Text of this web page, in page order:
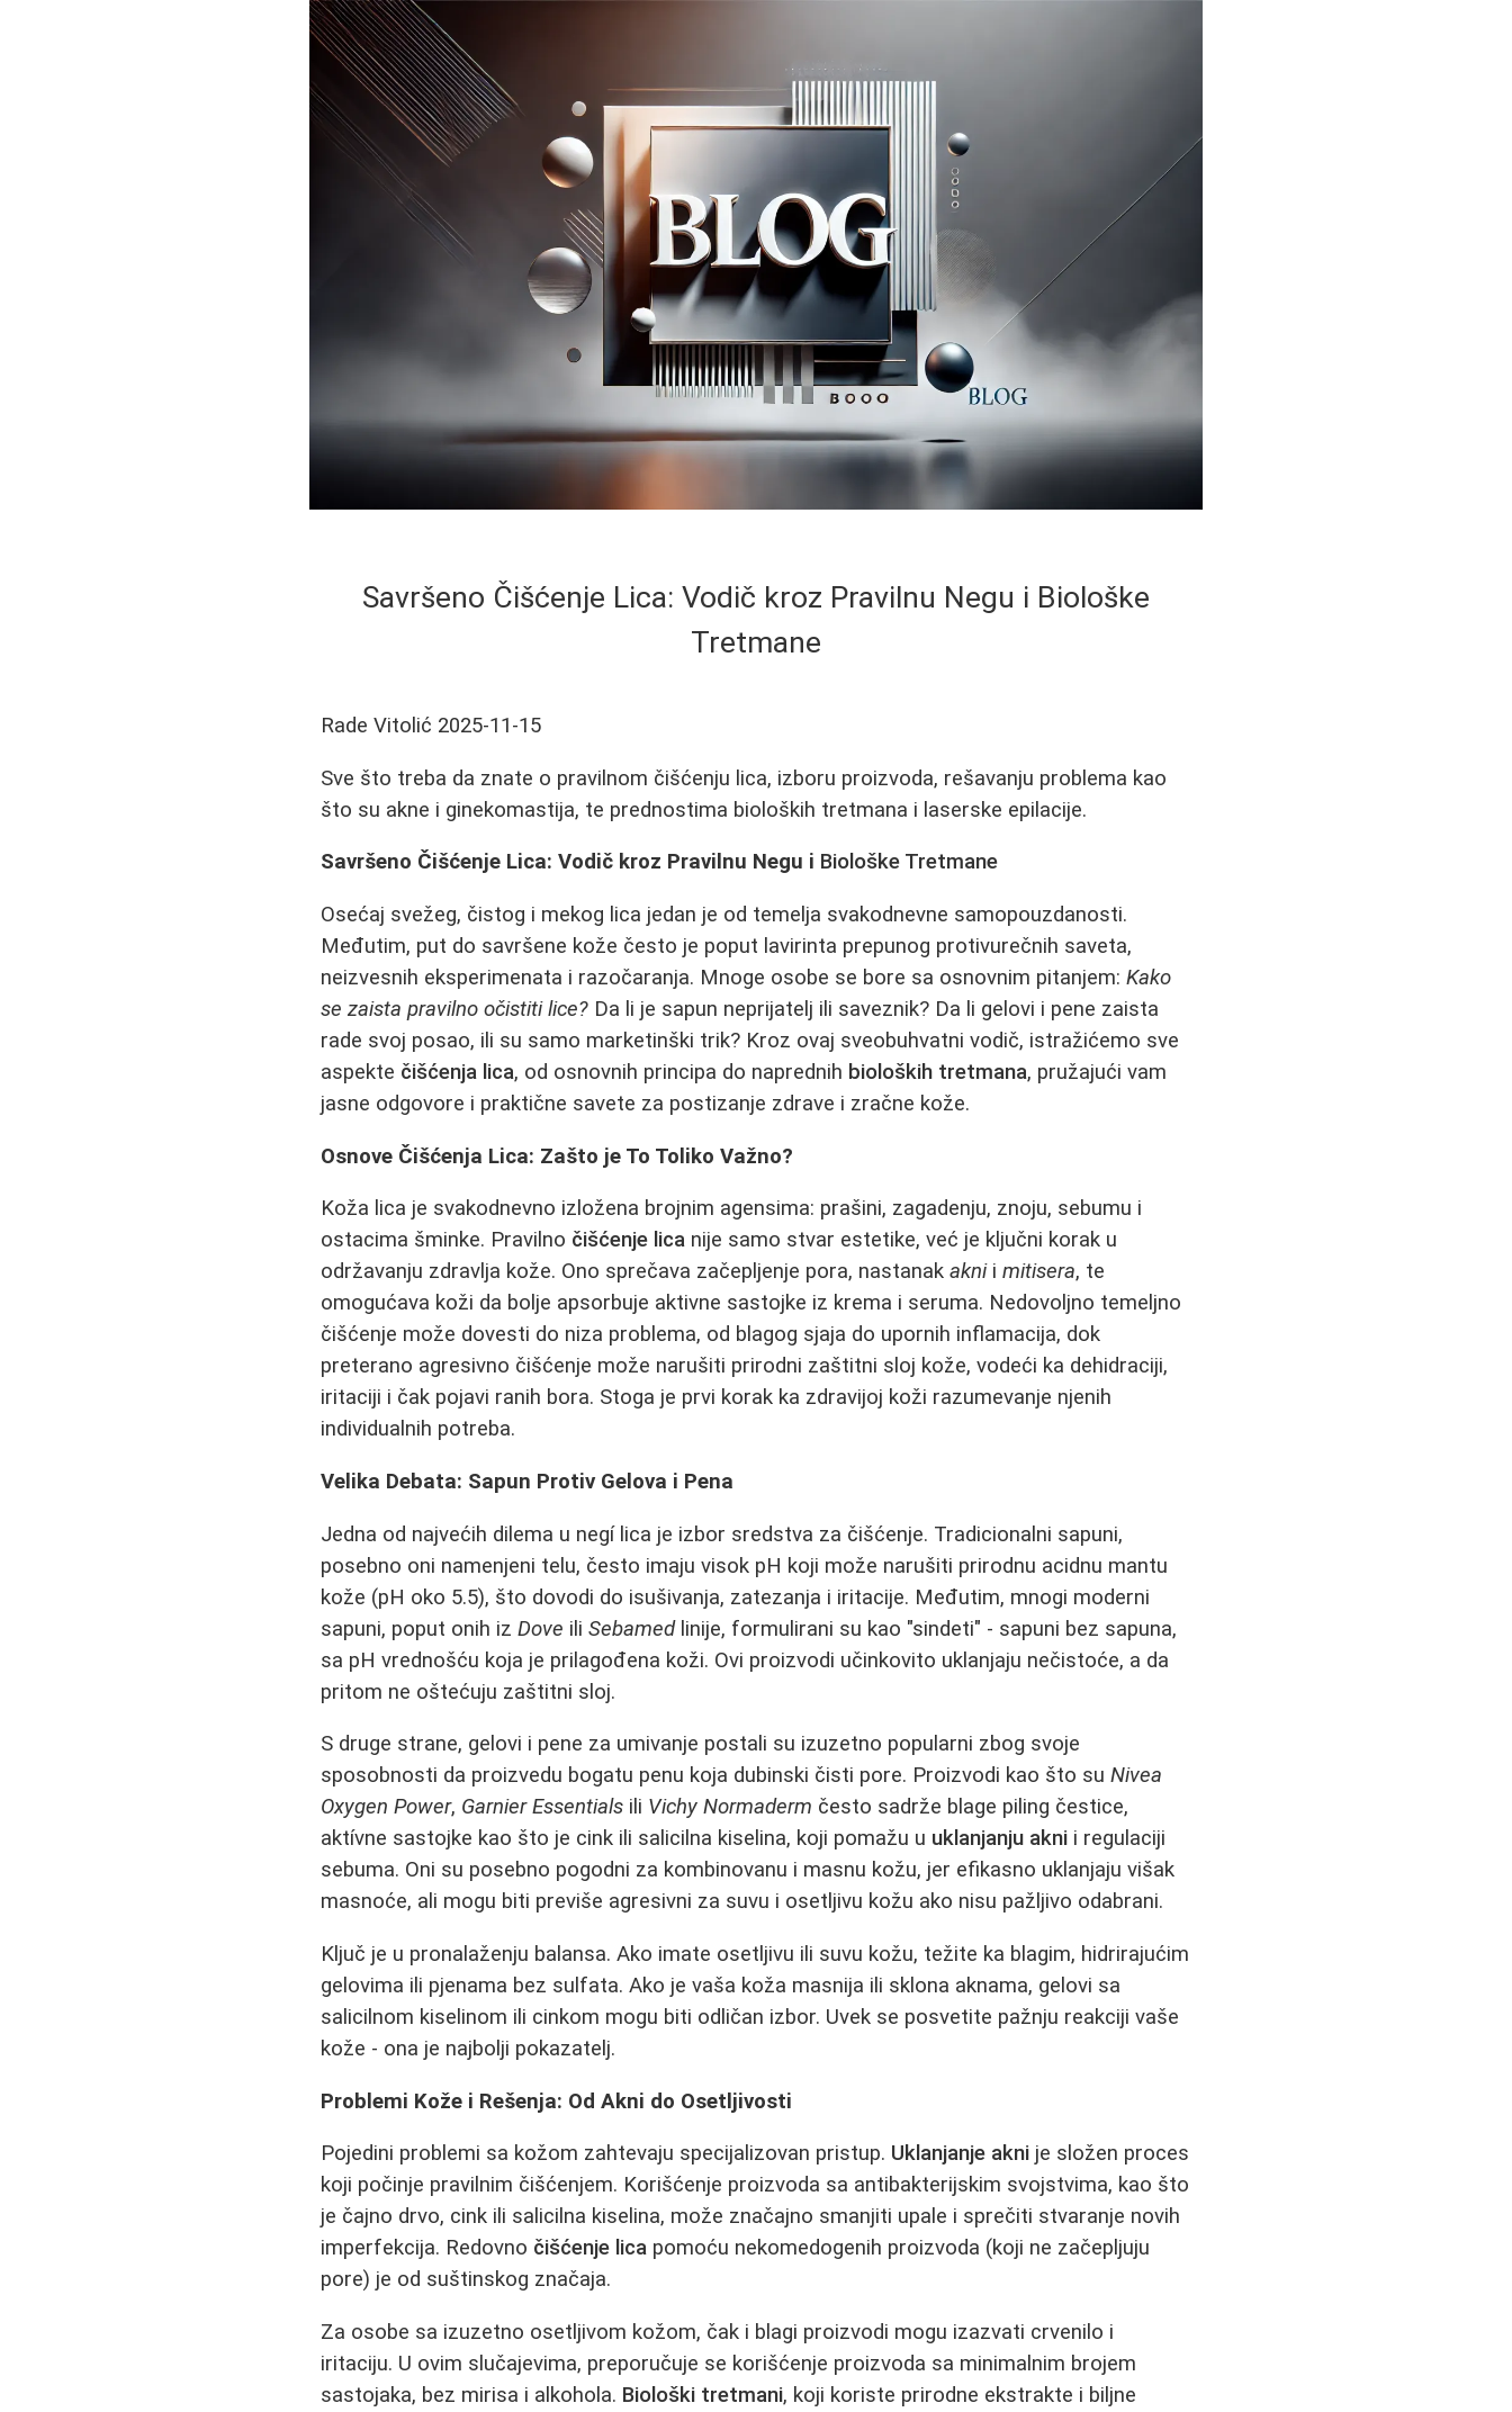
Savršeno Čišćenje Lica: Vodič kroz Pravilnu Negu i Biološke
Tretmane
Rade Vitolić 2025-11-15
Sve što treba da znate o pravilnom čišćenju lica, izboru proizvoda, rešavanju problema kao
što su akne i ginekomastija, te prednostima bioloških tretmana i laserske epilacije.
Savršeno Čišćenje Lica: Vodič kroz Pravilnu Negu i Biološke Tretmane
Osećaj svežeg, čistog i mekog lica jedan je od temelja svakodnevne samopouzdanosti.
Međutim, put do savršene kože često je poput lavirinta prepunog protivurečnih saveta,
neizvesnih eksperimenata i razočaranja. Mnoge osobe se bore sa osnovnim pitanjem:Kako
se zaista pravilno očistiti lice? Da li je sapun neprijatelj ili saveznik? Da li gelovi i pene zaista
rade svoj posao, ili su samo marketinški trik? Kroz ovaj sveobuhvatni vodič, istražićemo sve
aspekte čišćenja lica, od osnovnih principa do naprednih bioloških tretmana, pružajući vam
jasne odgovore i praktične savete za postizanje zdrave i zračne kože.
Osnove Čišćenja Lica: Zašto je To Toliko Važno?
Koža lica je svakodnevno izložena brojnim agensima: prašini, zagadenju, znoju, sebumu i
ostacima šminke. Pravilno čišćenje lica nije samo stvar estetike, već je ključni korak u
održavanju zdravlja kože. Ono sprečava začepljenje pora, nastanakakniimitisera, te
omogućava koži da bolje apsorbuje aktivne sastojke iz krema i seruma. Nedovoljno temeljno
čišćenje može dovesti do niza problema, od blagog sjaja do upornih inflamacija, dok
preterano agresivno čišćenje može narušiti prirodni zaštitni sloj kože, vodeći ka dehidraciji,
iritaciji i čak pojavi ranih bora. Stoga je prvi korak ka zdravijoj koži razumevanje njenih
individualnih potreba.
Velika Debata: Sapun Protiv Gelova i Pena
Jedna od najvećih dilema u negí lica je izbor sredstva za čišćenje. Tradicionalni sapuni,
posebno oni namenjeni telu, često imaju visok pH koji može narušiti prirodnu acidnu mantu
kože (pH oko 5.5), što dovodi do isušivanja, zatezanja i iritacije. Međutim, mnogi moderni
sapuni, poput onih izDove iliSebamedlinije, formulirani su kao "sindeti" - sapuni bez sapuna,
sa pH vrednošću koja je prilagođena koži. Ovi proizvodi učinkovito uklanjaju nečistoće, a da
pritom ne oštećuju zaštitni sloj.
S druge strane, gelovi i pene za umivanje postali su izuzetno popularni zbog svoje
sposobnosti da proizvedu bogatu penu koja dubinski čisti pore. Proizvodi kao što suNivea
Oxygen Power, Garnier Essentials ili Vichy Normaderm često sadrže blage piling čestice,
aktívne sastojke kao što je cink ili salicilna kiselina, koji pomažu u uklanjanju akni i regulaciji
sebuma. Oni su posebno pogodni za kombinovanu i masnu kožu, jer efikasno uklanjaju višak
masnoće, ali mogu biti previše agresivni za suvu i osetljivu kožu ako nisu pažljivo odabrani.
Ključ je u pronalaženju balansa. Ako imate osetljivu ili suvu kožu, težite ka blagim, hidrirajućim
gelovima ili pjenama bez sulfata. Ako je vaša koža masnija ili sklona aknama, gelovi sa
salicilnom kiselinom ili cinkom mogu biti odličan izbor. Uvek se posvetite pažnju reakciji vaše
kože - ona je najbolji pokazatelj.
Problemi Kože i Rešenja: Od Akni do Osetljivosti
Pojedini problemi sa kožom zahtevaju specijalizovan pristup. Uklanjanje akni je složen proces
koji počinje pravilnim čišćenjem. Korišćenje proizvoda sa antibakterijskim svojstvima, kao što
je čajno drvo, cink ili salicilna kiselina, može značajno smanjiti upale i sprečiti stvaranje novih
imperfekcija. Redovno čišćenje lica pomoću nekomedogenih proizvoda (koji ne začepljuju
pore) je od suštinskog značaja.
Za osobe sa izuzetno osetljivom kožom, čak i blagi proizvodi mogu izazvati crvenilo i
iritaciju. U ovim slučajevima, preporučuje se korišćenje proizvoda sa minimalnim brojem
sastojaka, bez mirisa i alkohola. Biološki tretmani, koji koriste prirodne ekstrakte i biljne